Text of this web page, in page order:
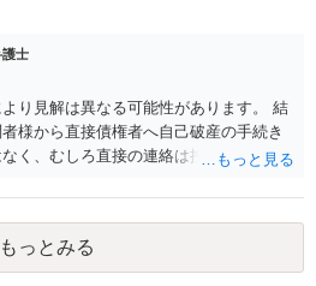
護士
り見解は異なる可能性があります。 結
様から直接債権者へ自己破産の手続き
く、むしろ直接の連絡は控えるべきと
知を送付してもらうのが原則となりま
まうと、債権者から強い口調で返済を
せられたりしてトラブルに発展するリ
せん。
もっとみる